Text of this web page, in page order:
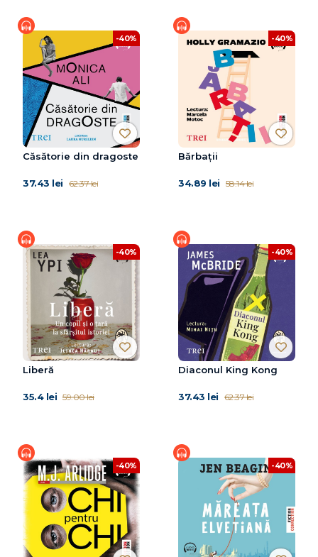
-40%
Căsătorie din dragoste
37.43 lei 62.37 lei
-40%
Bărbații
34.89 lei 58.14 lei
-40%
Liberă
35.4 lei 59.00 lei
-40%
Diaconul King Kong
37.43 lei 62.37 lei
-40% -40%